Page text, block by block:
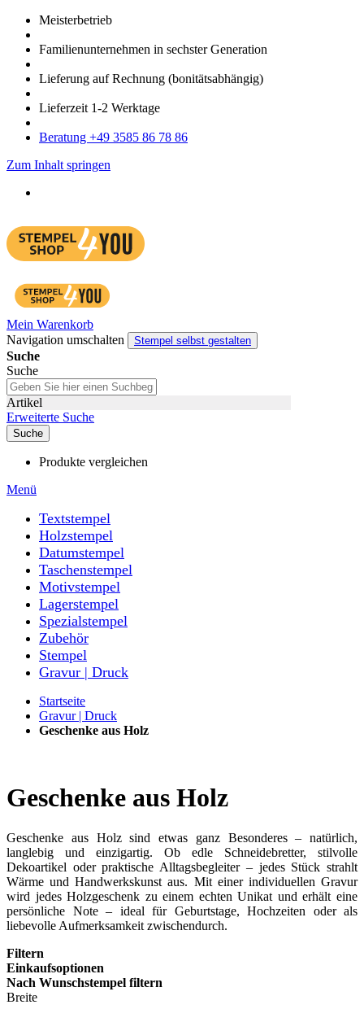
Meister­betrieb
Familien­unter­nehmen in sechster Gene­ration
Lieferung auf Rech­nung (bonitätsabhängig)
Liefer­zeit 1-2 Werk­tage
Bera­tung +49 3585 86 78 86
Zum Inhalt springen
Mein Warenkorb
Navigation umschalten
Stempel selbst gestalten
Suche
Suche
Artikel
Erweiterte Suche
Suche
Produkte vergleichen
Menü
Textstempel
Holzstempel
Datumstempel
Taschenstempel
Motivstempel
Lagerstempel
Spezialstempel
Zubehör
Stempel
Gravur | Druck
Startseite
Gravur | Druck
Geschenke aus Holz
Geschenke aus Holz
Geschenke aus Holz sind etwas ganz Besonderes – natürlich,
langlebig und einzigartig. Ob edle Schneidebretter, stilvolle
Dekoartikel oder praktische Alltagsbegleiter – jedes Stück strahlt
Wärme und Handwerkskunst aus. Mit einer individuellen Gravur
wird jedes Holzgeschenk zu einem echten Unikat und erhält eine
persönliche Note – ideal für Geburtstage, Hochzeiten oder als
liebevolle Aufmerksamkeit zwischendurch.
Filtern
Einkaufsoptionen
Nach Wunschstempel filtern
Breite